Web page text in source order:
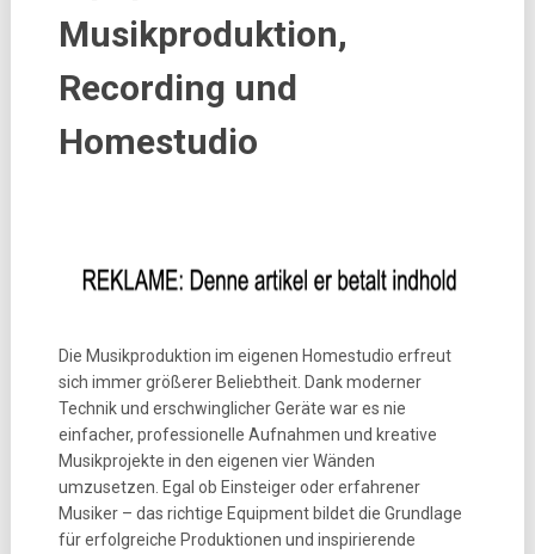
Musikproduktion,
Recording und
Homestudio
Die Musikproduktion im eigenen Homestudio erfreut
sich immer größerer Beliebtheit. Dank moderner
Technik und erschwinglicher Geräte war es nie
einfacher, professionelle Aufnahmen und kreative
Musikprojekte in den eigenen vier Wänden
umzusetzen. Egal ob Einsteiger oder erfahrener
Musiker – das richtige Equipment bildet die Grundlage
für erfolgreiche Produktionen und inspirierende